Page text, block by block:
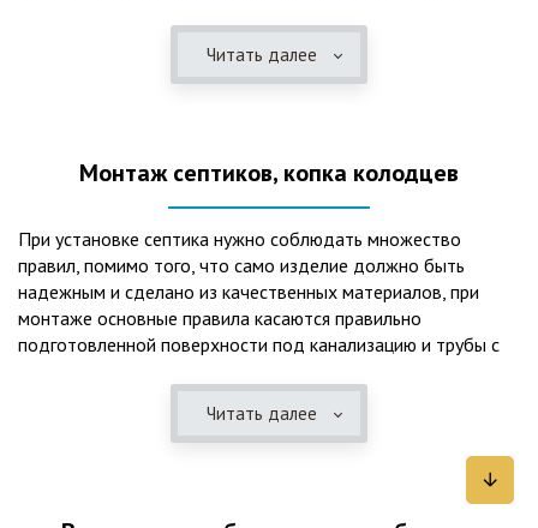
представления о требованиях ПУЭ, ведь не качественный
монтаж может привезти не только к выходу из строя
вод – самый эффективный способ из всех существующих
оборудования вода может применяться для хозяйственных
нужд и полива огорода, а остатки ила при чистке могут
стать эффективным удобрением. Нет необходимости
тратить средства на ассенизаторскую машину. Системы
монтируются при минимуме земляных работ, без грязи и
заезда крупной техники, даже при очень высоком уровне
грунтовых вод. Служат до 50 и более лет при уникальной
необходимо удалять ил, самостоятельно или с помощью
Читать далее
Монтаж септиков, копка колодцев
При установке септика нужно соблюдать множество
правил, помимо того, что само изделие должно быть
надежным и сделано из качественных материалов, при
монтаже основные правила касаются правильно
подготовленной поверхности под канализацию и трубы с
Мы установим Вам емкости для фильтрации и отстаивания
сточных вод по технологиям, не приводящим к загрязнению
Читать далее